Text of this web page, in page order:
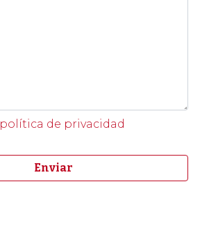
política de privacidad